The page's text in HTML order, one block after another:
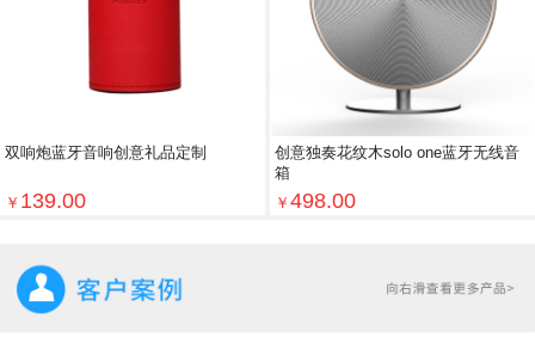
双响炮蓝牙音响创意礼品定制
￥ 139.00
创意独奏花纹木solo one蓝牙无线音
箱
￥ 498.00